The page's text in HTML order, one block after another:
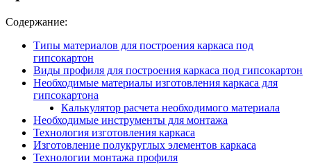
Содержание:
Типы материалов для построения каркаса под
гипсокартон
Виды профиля для построения каркаса под гипсокартон
Необходимые материалы изготовления каркаса для
гипсокартона
Калькулятор расчета необходимого материала
Необходимые инструменты для монтажа
Технология изготовления каркаса
Изготовление полукруглых элементов каркаса
Технологии монтажа профиля